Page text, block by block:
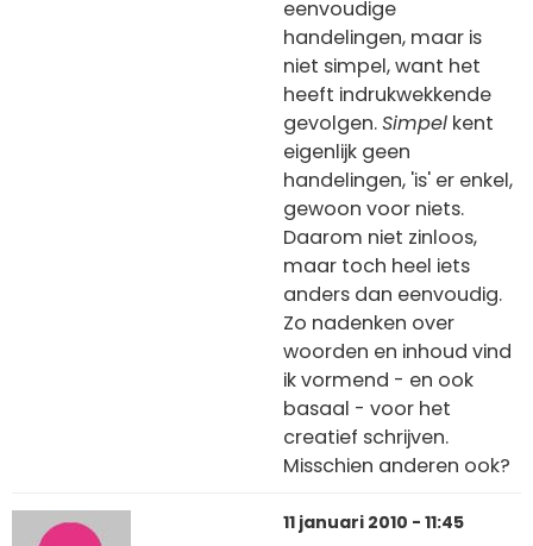
eenvoudige
handelingen, maar is
niet simpel, want het
heeft indrukwekkende
gevolgen.Simpel kent
eigenlijk geen
handelingen, 'is' er enkel,
gewoon voor niets.
Daarom niet zinloos,
maar toch heel iets
anders dan eenvoudig.
Zo nadenken over
woorden en inhoud vind
ik vormend - en ook
basaal - voor het
creatief schrijven.
Misschien anderen ook?
11 januari 2010 - 11:45